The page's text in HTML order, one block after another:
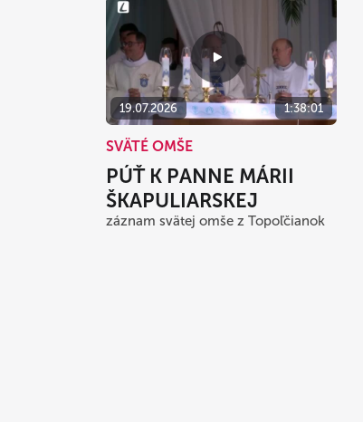
19.07.2026 1:38:01
SVÄTÉ OMŠE
PÚŤ K PANNE MÁRII
ŠKAPULIARSKEJ
záznam svätej omše z Topoľčianok